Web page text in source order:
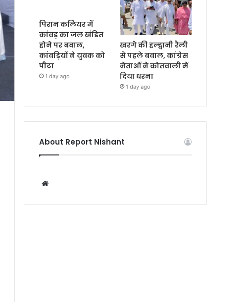
पिरान कलियर में
कांवड़ का जल खंडित
होने पर बवाल,
कांवड़ियों ने युवक को
पीटा
1 day ago
खरगे की हल्द्वानी रैली
से पहले बवाल, कांग्रेस
नेताओं ने कोतवाली में
दिया धरना
1 day ago
About Report Nishant
b